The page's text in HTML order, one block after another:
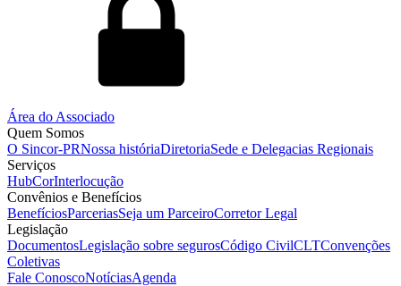
Área do Associado
Quem Somos
O Sincor-PRNossa históriaDiretoriaSede e Delegacias Regionais
Serviços
HubCorInterlocução
Convênios e Benefícios
BenefíciosParceriasSeja um ParceiroCorretor Legal
Legislação
DocumentosLegislação sobre segurosCódigo CivilCLTConvenções
Coletivas
Fale ConoscoNotíciasAgenda